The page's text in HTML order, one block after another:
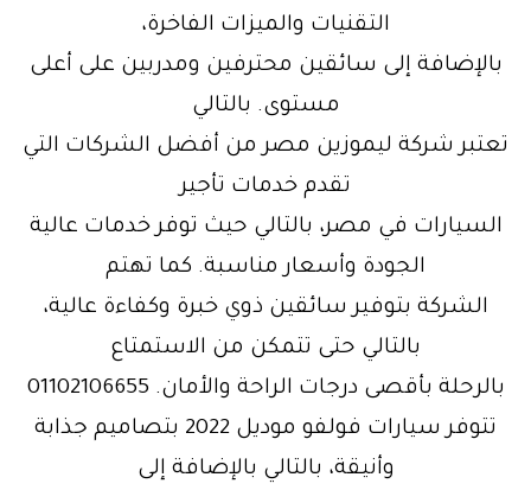
التقنيات والميزات الفاخرة،
بالإضافة إلى سائقين محترفين ومدربين على أعلى
مستوى. بالتالي
تعتبر شركة ليموزين مصر من أفضل الشركات التي
تقدم خدمات تأجير
السيارات في مصر، بالتالي حيث توفر خدمات عالية
الجودة وأسعار مناسبة. كما تهتم
الشركة بتوفير سائقين ذوي خبرة وكفاءة عالية،
بالتالي حتى تتمكن من الاستمتاع
بالرحلة بأقصى درجات الراحة والأمان. 01102106655
تتوفر سيارات فولفو موديل 2022 بتصاميم جذابة
وأنيقة، بالتالي بالإضافة إلى